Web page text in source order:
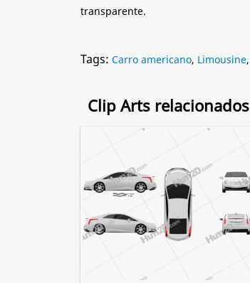
transparente.
Tags: Carro americano, Limousine,
Clip Arts relacionados